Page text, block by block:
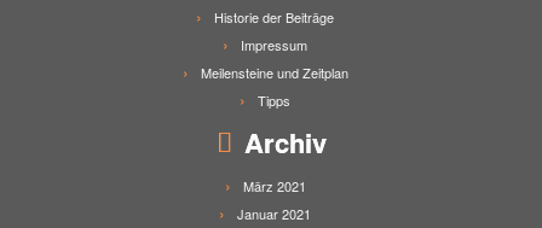
Historie der Beiträge
Impressum
Meilensteine und Zeitplan
Tipps
Archiv
März 2021
Januar 2021